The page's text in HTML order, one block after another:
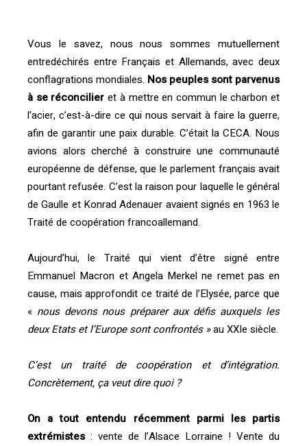
Vous le savez, nous nous sommes mutuellement
entredéchirés entre Français et Allemands, avec deux
conflagrations mondiales. Nos peuples sont parvenus
à se réconcilier et à mettre en commun le charbon et
l’acier, c’est-à-dire ce qui nous servait à faire la guerre,
afin de garantir une paix durable. C’était la CECA. Nous
avions alors cherché à construire une communauté
européenne de défense, que le parlement français avait
pourtant refusée. C’est la raison pour laquelle le général
de Gaulle et Konrad Adenauer avaient signés en 1963 le
Traité de coopération francoallemand.
Aujourd’hui, le Traité qui vient d’être signé entre
Emmanuel Macron et Angela Merkel ne remet pas en
cause, mais approfondit ce traité de l’Elysée, parce que
« nous devons nous préparer aux défis auxquels les
deux Etats et l’Europe sont confrontés »au XXIe siècle.
C’est un traité de coopération et d’intégration.
Concrètement, ça veut dire quoi ?
On a tout entendu récemment parmi les partis
extrémistes: vente de l’Alsace Lorraine ! Vente du